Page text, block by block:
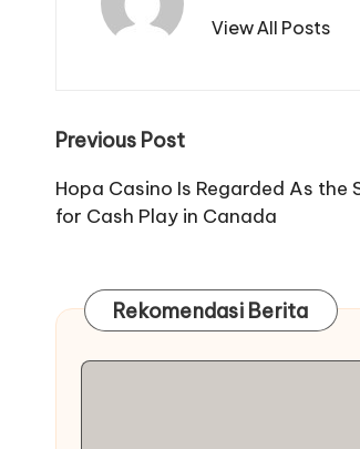
View All Posts
Post
navigation
Previous Post
Hopa Casino Is Regarded As the
for Cash Play in Canada
Rekomendasi Berita